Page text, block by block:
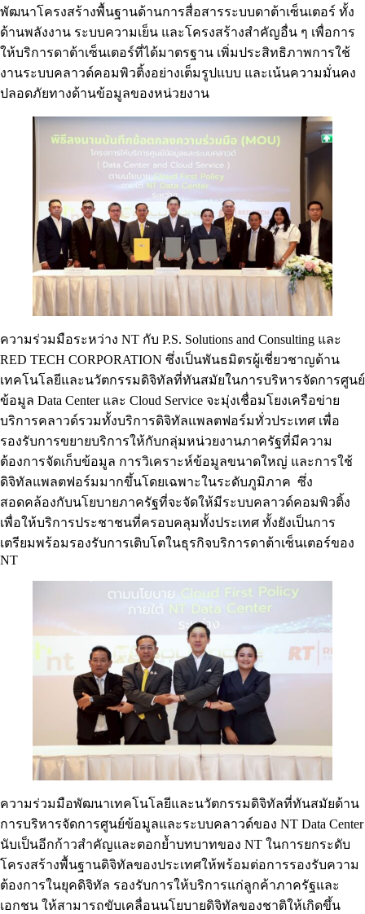
พัฒนาโครงสร้างพื้นฐานด้านการสื่อสารระบบดาต้าเซ็นเตอร์ ทั้ง
ด้านพลังงาน ระบบความเย็น และโครงสร้างสำคัญอื่น ๆ เพื่อการ
ให้บริการดาต้าเซ็นเตอร์ที่ได้มาตรฐาน เพิ่มประสิทธิภาพการใช้
งานระบบคลาวด์คอมพิวติ้งอย่างเต็มรูปแบบ และเน้นความมั่นคง
ปลอดภัยทางด้านข้อมูลของหน่วยงาน
ความร่วมมือระหว่าง NT กับ P.S. Solutions and Consulting และ
RED TECH CORPORATION ซึ่งเป็นพันธมิตรผู้เชี่ยวชาญด้าน
เทคโนโลยีและนวัตกรรมดิจิทัลที่ทันสมัยในการบริหารจัดการศูนย์
ข้อมูล Data Center และ Cloud Service จะมุ่งเชื่อมโยงเครือข่าย
บริการคลาวด์รวมทั้งบริการดิจิทัลแพลตฟอร์มทั่วประเทศ เพื่อ
รองรับการขยายบริการให้กับกลุ่มหน่วยงานภาครัฐที่มีความ
ต้องการจัดเก็บข้อมูล การวิเคราะห์ข้อมูลขนาดใหญ่ และการใช้
ดิจิทัลแพลตฟอร์มมากขึ้นโดยเฉพาะในระดับภูมิภาค ซึ่ง
สอดคล้องกับนโยบายภาครัฐที่จะจัดให้มีระบบคลาวด์คอมพิวติ้ง
เพื่อให้บริการประชาชนที่ครอบคลุมทั้งประเทศ ทั้งยังเป็นการ
เตรียมพร้อมรองรับการเติบโตในธุรกิจบริการดาต้าเซ็นเตอร์ของ
NT
ความร่วมมือพัฒนาเทคโนโลยีและนวัตกรรมดิจิทัลที่ทันสมัยด้าน
การบริหารจัดการศูนย์ข้อมูลและระบบคลาวด์ของ NT Data Center
นับเป็นอีกก้าวสำคัญและตอกย้ำบทบาทของ NT ในการยกระดับ
โครงสร้างพื้นฐานดิจิทัลของประเทศให้พร้อมต่อการรองรับความ
ต้องการในยุคดิจิทัล รองรับการให้บริการแก่ลูกค้าภาครัฐและ
เอกชน ให้สามารถขับเคลื่อนนโยบายดิจิทัลของชาติให้เกิดขึ้น